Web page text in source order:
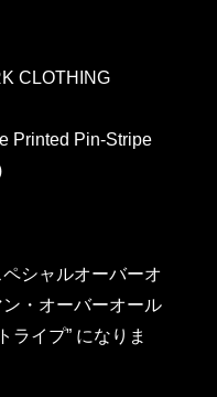
CLOTHING
Printed Pin-Stripe
シャルオーバーオ
・オーバーオール
ライプ” になりま